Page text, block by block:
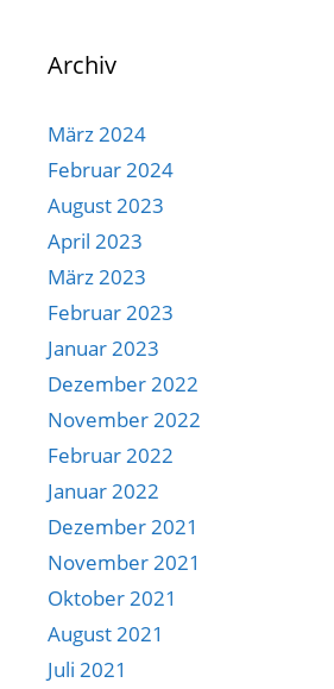
Archiv
März 2024
Februar 2024
August 2023
April 2023
März 2023
Februar 2023
Januar 2023
Dezember 2022
November 2022
Februar 2022
Januar 2022
Dezember 2021
November 2021
Oktober 2021
August 2021
Juli 2021